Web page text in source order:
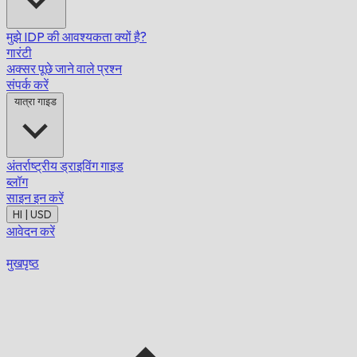
मुझे IDP की आवश्यकता क्यों है?
गारंटी
अक्सर पूछे जाने वाले प्रश्न
संपर्क करें
यात्रा गाइड
अंतर्राष्ट्रीय ड्राइविंग गाइड
ब्लॉग
साइन इन करें
HI | USD
आवेदन करें
मुखपृष्ठ